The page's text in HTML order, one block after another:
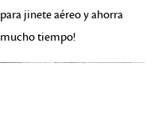
para jinete aéreo y ahorra
mucho tiempo!